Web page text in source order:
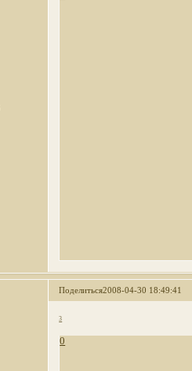
Поделиться2008-04-30 18:49:41
3
0